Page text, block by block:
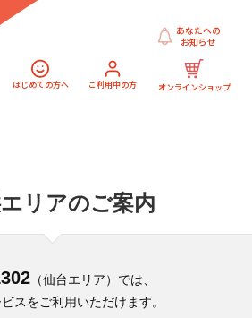
はじめての方へ ご利用中の方 オンラインショップ
あなたへの
お知らせ
リアのご案内
（仙台エリア）では、
スをご利用いただけます。